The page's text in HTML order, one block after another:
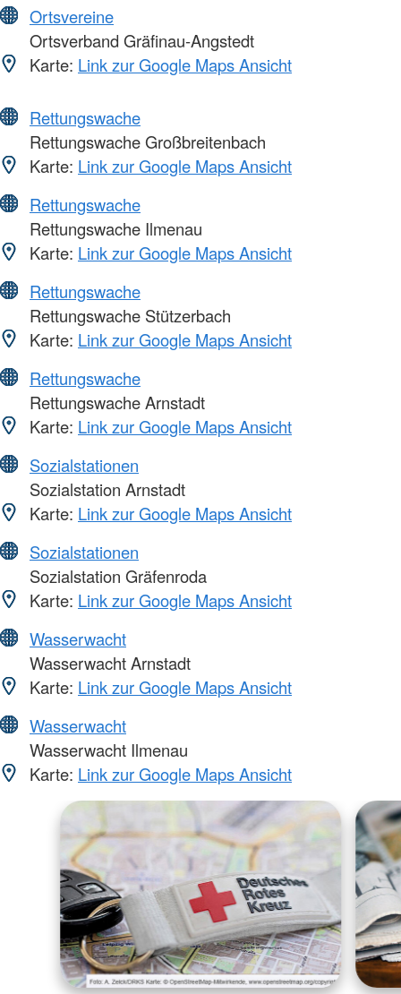
Ortsvereine
Ortsverband Gräfinau-Angstedt
Karte: Link zur Google Maps Ansicht
Rettungswache
Rettungswache Großbreitenbach
Karte: Link zur Google Maps Ansicht
Rettungswache
Rettungswache Ilmenau
Karte: Link zur Google Maps Ansicht
Rettungswache
Rettungswache Stützerbach
Karte: Link zur Google Maps Ansicht
Rettungswache
Rettungswache Arnstadt
Karte: Link zur Google Maps Ansicht
Sozialstationen
Sozialstation Arnstadt
Karte: Link zur Google Maps Ansicht
Sozialstationen
Sozialstation Gräfenroda
Karte: Link zur Google Maps Ansicht
Wasserwacht
Wasserwacht Arnstadt
Karte: Link zur Google Maps Ansicht
Wasserwacht
Wasserwacht Ilmenau
Karte: Link zur Google Maps Ansicht